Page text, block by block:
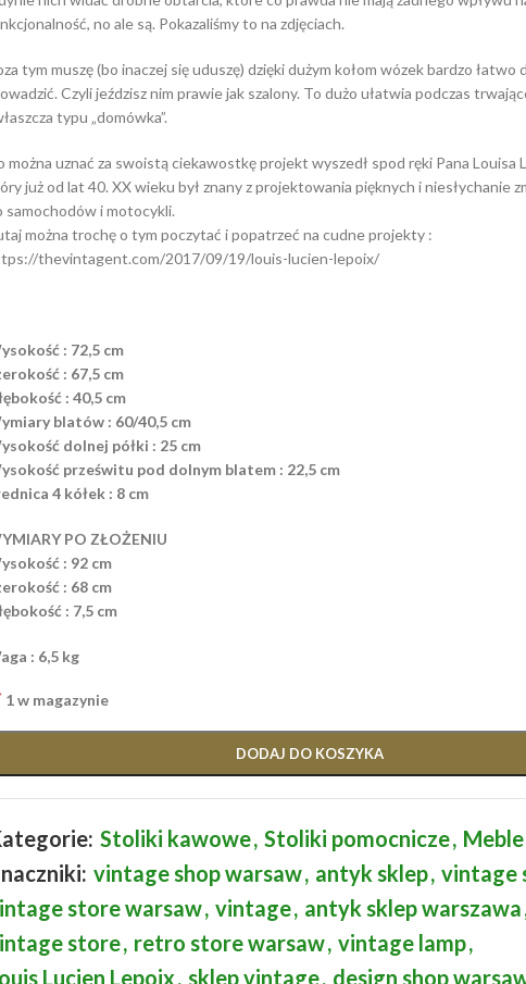
no ale są. Pokazaliśmy to na zdjęciach.
tym muszę (bo inaczej się uduszę) dzięki dużym kołom wózek bardzo łatwo
Czyli jeździsz nim prawie jak szalony. To dużo ułatwia podczas
typu „domówka”.
można uznać za swoistą ciekawostkę projekt wyszedł spod ręki Pana Louisa
już od lat 40. XX wieku był znany z projektowania pięknych i niesłychanie
samochodów i motocykli.
można trochę o tym poczytać i popatrzeć na cudne projekty :
thevintagent.com/2017/09/19/louis-lucien-lepoix/
: 72,5 cm
: 67,5 cm
: 40,5 cm
blatów : 60/40,5 cm
dolnej półki : 25 cm
prześwitu pod dolnym blatem : 22,5 cm
4 kółek : 8 cm
PO ZŁOŻENIU
: 92 cm
: 68 cm
: 7,5 cm
: 6,5 kg
1 w magazynie
DODAJ DO KOSZYKA
Stoliki kawowe, Stoliki pomocnicze, Meble
vintage shop warsaw, antyk sklep, vintage
store warsaw, vintage, antyk sklep warszawa
store, retro store warsaw, vintage lamp,
Lucien Lepoix, sklep vintage, design shop